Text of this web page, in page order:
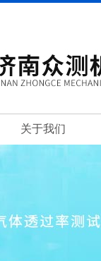
关于我们